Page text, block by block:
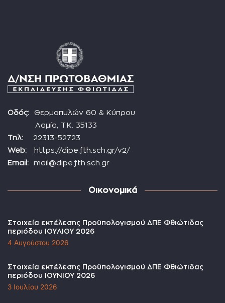
Οδός: Θερμοπυλών 60 & Κύπρου
Λαμία, Τ.Κ. 35133
Τηλ: 22313-52723
Web: https://dipe.fth.sch.gr/v2/
Email: mail@dipe.fth.sch.gr
Οικονομικά
Στοιχεία εκτέλεσης Προϋπολογισμού ΔΠΕ Φθιώτιδας
περιόδου ΙΟΥΛΙΟΥ 2026
4 Αυγούστου 2026
Στοιχεία εκτέλεσης Προϋπολογισμού ΔΠΕ Φθιώτιδας
περιόδου ΙΟΥΝΙΟΥ 2026
3 Ιουλίου 2026